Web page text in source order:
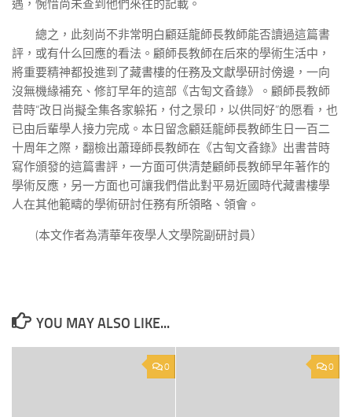
遇，惋惜尚未查到他們來往的記載。
總之，此刻尚不非常明白顧廷龍師長教師能否讀過這篇書
評，或有什么回應的看法。顧師長教師在后來的學術生活中，
將重要精神都投進到了藏書樓的任務及文獻學研討傍邊，一向
沒無機緣補充、修訂早年的這部《古匋文孴錄》。顧師長教師
昔時“改日尚擬全集各家躲拓，付之景印，以供同好”的愿看，也
已由后輩學人接力完成。本日留念顧廷龍師長教師生日一百二
十周年之際，翻檢出蕭璋師長教師在《古匋文孴錄》出書昔時
寫作頒發的這篇書評，一方面可供清楚顧師長教師早年著作的
學術反應，另一方面也可讓我們借此對平易近國時代藏書樓學
人在其他範疇的學術研討任務有所領略、領會。
(本文作者為清華年夜學人文學院副研討員）
YOU MAY ALSO LIKE...
0 0